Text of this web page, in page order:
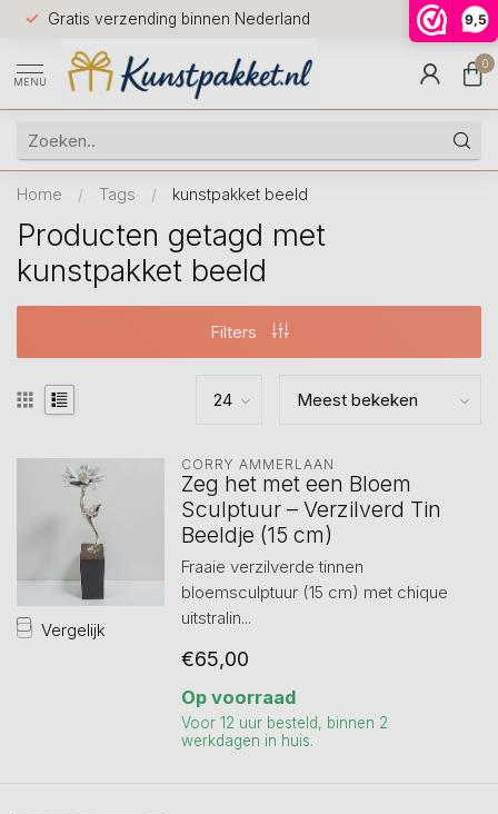
9,5
Gratis verzending binnen Nederland
Voor
huis
9.5
MENU
0
Home / Tags / kunstpakket beeld
Producten getagd met
kunstpakket beeld
Filters
Vergelijk
CORRY AMMERLAAN
Zeg het met een Bloem
Sculptuur – Verzilverd Tin
Beeldje (15 cm)
Fraaie verzilverde tinnen
bloemsculptuur (15 cm) met chique
uitstralin...
€65,00
Op voorraad
Voor 12 uur besteld, binnen 2
werkdagen in huis.